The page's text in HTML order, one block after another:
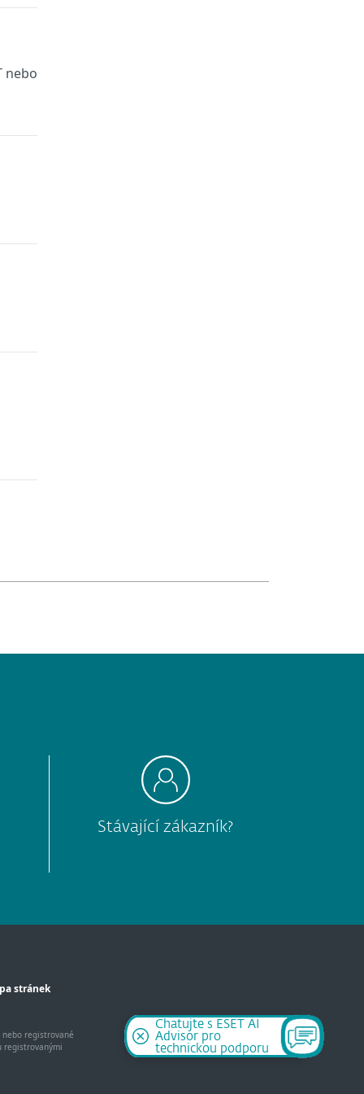
nebo
Stávající zákazník?
stránek
nebo registrované
registrovanými
Chatujte s ESET AI
Advisor pro
technickou podporu